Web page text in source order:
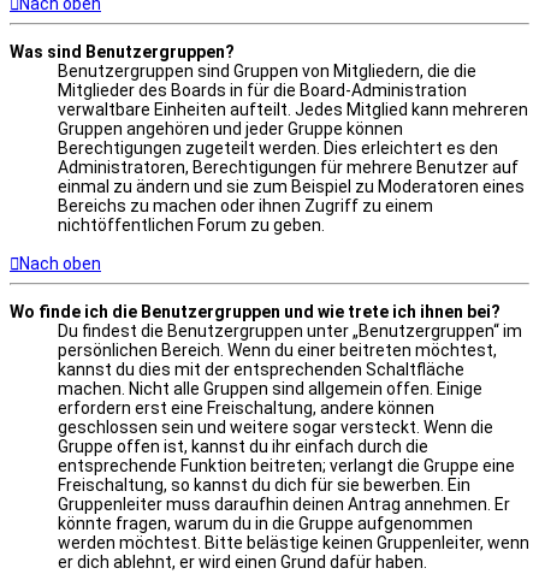
Was sind Benutzergruppen?
Benutzergruppen sind Gruppen von Mitgliedern, die die
Mitglieder des Boards in für die Board-Administration
verwaltbare Einheiten aufteilt. Jedes Mitglied kann mehreren
Gruppen angehören und jeder Gruppe können
Berechtigungen zugeteilt werden. Dies erleichtert es den
Administratoren, Berechtigungen für mehrere Benutzer auf
einmal zu ändern und sie zum Beispiel zu Moderatoren eines
Bereichs zu machen oder ihnen Zugriff zu einem
nichtöffentlichen Forum zu geben.
Nach oben
Wo finde ich die Benutzergruppen und wie trete ich ihnen bei?
Du findest die Benutzergruppen unter „Benutzergruppen“ im
persönlichen Bereich. Wenn du einer beitreten möchtest,
kannst du dies mit der entsprechenden Schaltfläche
machen. Nicht alle Gruppen sind allgemein offen. Einige
erfordern erst eine Freischaltung, andere können
geschlossen sein und weitere sogar versteckt. Wenn die
Gruppe offen ist, kannst du ihr einfach durch die
entsprechende Funktion beitreten; verlangt die Gruppe eine
Freischaltung, so kannst du dich für sie bewerben. Ein
Gruppenleiter muss daraufhin deinen Antrag annehmen. Er
könnte fragen, warum du in die Gruppe aufgenommen
werden möchtest. Bitte belästige keinen Gruppenleiter, wenn
er dich ablehnt, er wird einen Grund dafür haben.